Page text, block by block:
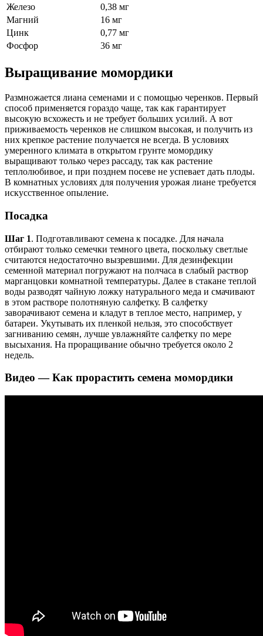
Железо
0,38 мг
Магний
16 мг
Цинк
0,77 мг
Фосфор
36 мг
Выращивание момордики
Размножается лиана семенами и с помощью черенков. Первый
способ применяется гораздо чаще, так как гарантирует
высокую всхожесть и не требует больших усилий. А вот
приживаемость черенков не слишком высокая, и получить из
них крепкое растение получается не всегда. В условиях
умеренного климата в открытом грунте момордику
выращивают только через рассаду, так как растение
теплолюбивое, и при позднем посеве не успевает дать плоды.
В комнатных условиях для получения урожая лиане требуется
искусственное опыление.
Посадка
Шаг 1. Подготавливают семена к посадке. Для начала
отбирают только семечки темного цвета, поскольку светлые
считаются недостаточно вызревшими. Для дезинфекции
семенной материал погружают на полчаса в слабый раствор
марганцовки комнатной температуры. Далее в стакане теплой
воды разводят чайную ложку натурального меда и смачивают
в этом растворе полотняную салфетку. В салфетку
заворачивают семена и кладут в теплое место, например, у
батареи. Укутывать их пленкой нельзя, это способствует
загниванию семян, лучше увлажняйте салфетку по мере
высыхания. На проращивание обычно требуется около 2
недель.
Видео — Как прорастить семена момордики